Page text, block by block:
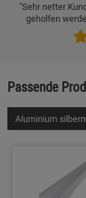
"Sehr netter
geholfen
Passende
Aluminium